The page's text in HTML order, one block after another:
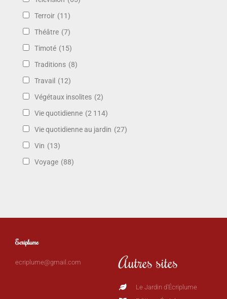
Terroir (11)
Théâtre (7)
Timoté (15)
Traditions (8)
Travail (12)
Végétaux insolites (2)
Vie quotidienne (2 114)
Vie quotidienne au jardin (27)
Vin (13)
Voyage (88)
Ecriplume
ecriplume@gmail.com Autres sites
Le Jardin d'Écriplume